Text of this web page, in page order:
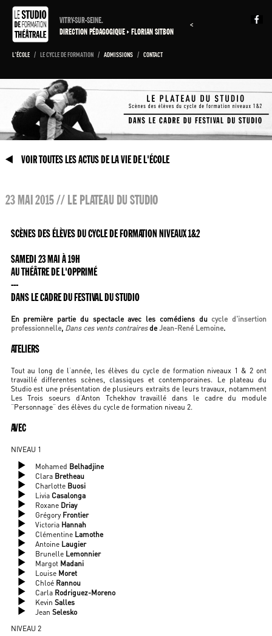
VITRY-SUR-SEINE.
DIRECTION PÉDAGOGIQUE FLORIAN SITBON
<
L'ÉCOLE / LE CYCLE DE FORMATION / ADMISSIONS / CONTACT
VOIR TOUTES LES ACTUS DE LA VIE DE L'ÉCOLE
23 MAI 2015 // LE PLATEAU DU STUDIO
SCÈNES DES ÉLÈVES DU CYCLE DE FORMATION NIVEAUX 1&2
SAMEDI 23 MAI À 19H
AU THÉÂTRE DE L'OPPRIMÉ
---
DANS LE CADRE DU FESTIVAL DU STUDIO
En première partie du spectacle avec les comédiens ducycle d'insertion
professionnelle, Dans ces vents contrairesde Jean-René Lemoine.
ATELIERS
Tout au long de l‘année, les élèves du cycle de formation niveaux 1 & 2 ont
travaillé differentes scènes, classiques et contemporaines. Le plateau du
Studio est une présentation de plusieurs extraits de leurs travaux, notamment
Les Trois soeurs d‘Anton Tchekhov travaillé dans le cadre du module
“Personnage“ des élèves du cycle de formation niveau 2.
AVEC
NIVEAU 1
Mohamed Belhadjine
Clara Bretheau
Charlotte Buosi
Livia Casalonga
Roxane Driay
Grégory Frontier
Victoria Hannah
Clémentine Lamothe
Antoine Laugier
Brunelle Lemonnier
Margot Madani
Louise Moret
Chloé Rannou
Carla Rodriguez-Moreno
Kevin Salles
Jean Selesko
NIVEAU 2